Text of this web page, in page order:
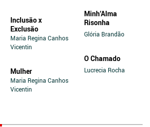
Inclusão x
Exclusão
Maria Regina Canhos
Vicentin
Mulher
Maria Regina Canhos
Vicentin
Minh’Alma
Risonha
Glória Brandão
O Chamado
Lucrecia Rocha